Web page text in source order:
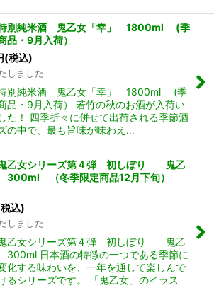
別純米酒 鬼乙女「幸」 1800ml (季
品・9月入荷）
(税込)
しました
別純米酒 鬼乙女「幸」 1800ml (季
品・9月入荷） 若竹の秋のお酒が入荷い
た！ 四季折々に併せて出荷される季節酒
の中で、最も旨味が味わえ…
乙女シリーズ第４弾 初しぼり 鬼乙
（冬季限定商品12月下旬）
込)
しました
乙女シリーズ第４弾 初しぼり 鬼乙
日本酒の特徴の一つである季節に
化する味わいを、一年を通して楽しんで
るシリーズです。 「鬼乙女」のイラス